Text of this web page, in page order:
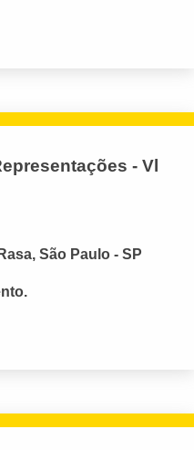
- Vl
São Paulo - SP